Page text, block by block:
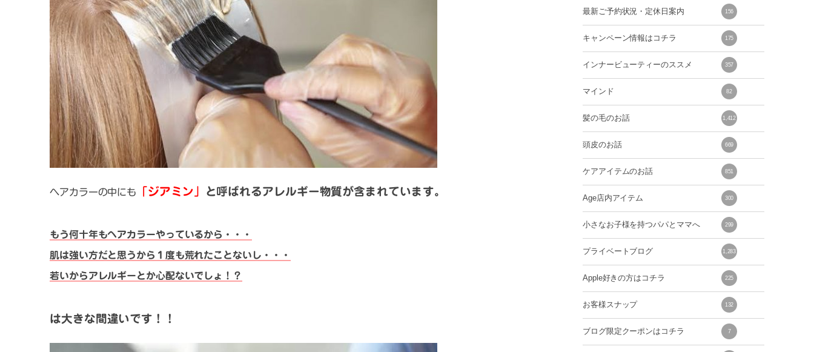
ヘアカラーの中にも 「ジアミン」 と呼ばれるアレルギー物質が含まれています。
もう何十年もヘアカラーやっているから・・・
肌は強い方だと思うから１度も荒れたことないし・・・
若いからアレルギーとか心配ないでしょ！？
は大きな間違いです！！
最新ご予約状況・定休日案内 156
キャンペーン情報はコチラ 175
インナービューティーのススメ 357
マインド 82
髪の毛のお話 1,412
頭皮のお話 669
ケアアイテムのお話 851
Age店内アイテム 300
小さなお子様を持つパパとママへ 299
プライベートブログ 1,283
Apple好きの方はコチラ 225
お客様スナップ 132
ブログ限定クーポンはコチラ 7